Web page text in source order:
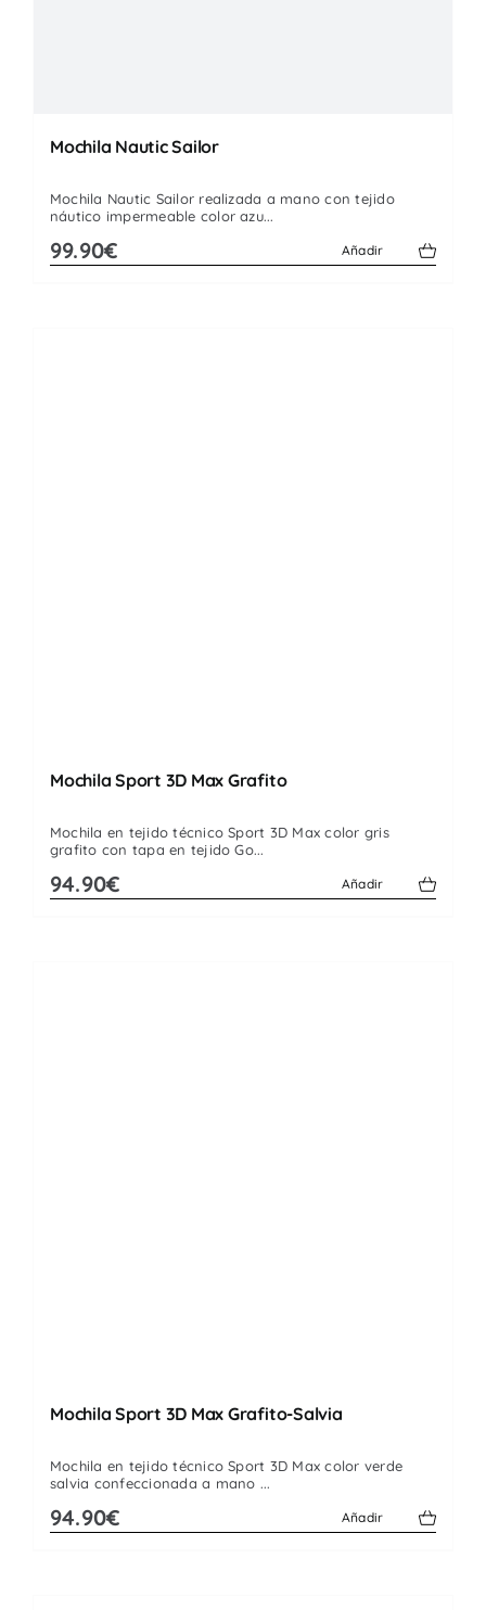
Mochila Nautic Sailor
Mochila Nautic Sailor realizada a mano con tejido
náutico impermeable color azu...
99.90€ Añadir
Mochila Sport 3D Max Grafito
Mochila en tejido técnico Sport 3D Max color gris
grafito con tapa en tejido Go...
94.90€ Añadir
Mochila Sport 3D Max Grafito-Salvia
Mochila en tejido técnico Sport 3D Max color verde
salvia confeccionada a mano ...
94.90€ Añadir